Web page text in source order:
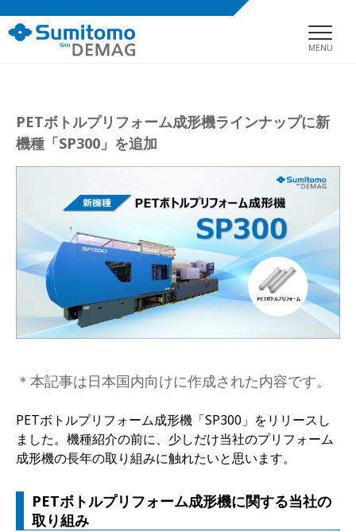
MENU
PETボトルプリフォーム成形機ラインナップに新
機種「SP300」を追加
＊本記事は日本国内向けに作成された内容です。
PETボトルプリフォーム成形機「SP300」をリリースし
ました。機種紹介の前に、少しだけ当社のプリフォーム
成形機の長年の取り組みに触れたいと思います。
PETボトルプリフォーム成形機に関する当社の
取り組み